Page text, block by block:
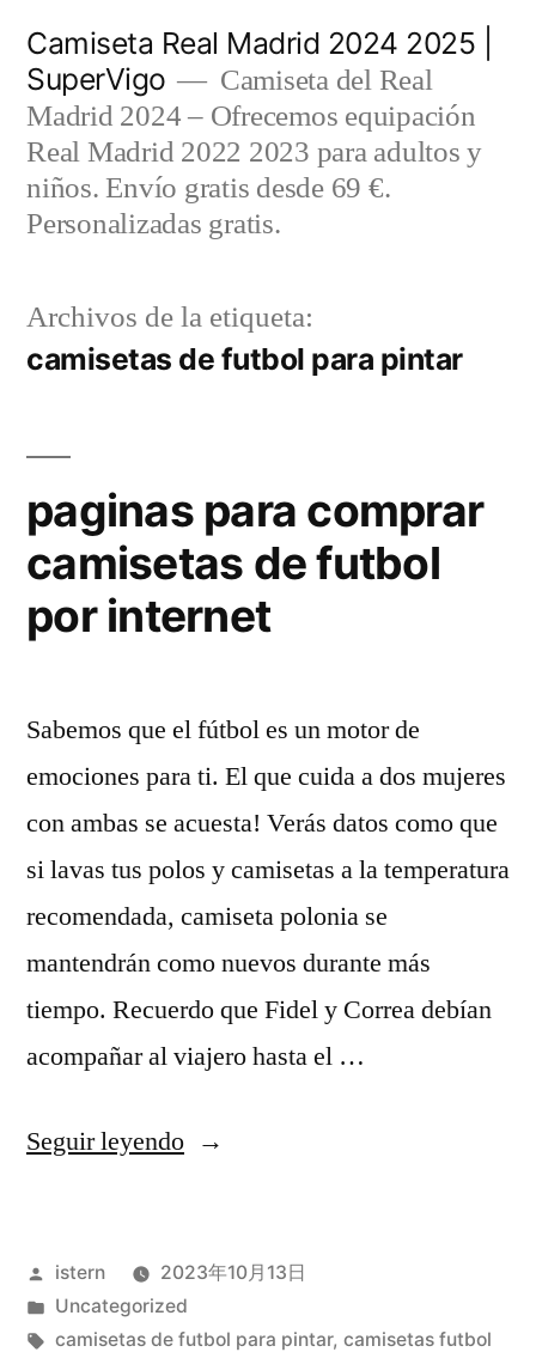
contenido
Camiseta Real Madrid 2024 2025 |
SuperVigo
Camiseta del Real
Madrid 2024 – Ofrecemos equipación
Real Madrid 2022 2023 para adultos y
niños. Envío gratis desde 69 €.
Personalizadas gratis.
Archivos de la etiqueta:
camisetas de futbol para pintar
paginas para comprar
camisetas de futbol
por internet
Sabemos que el fútbol es un motor de
emociones para ti. El que cuida a dos mujeres
con ambas se acuesta! Verás datos como que
si lavas tus polos y camisetas a la temperatura
recomendada, camiseta polonia se
mantendrán como nuevos durante más
tiempo. Recuerdo que Fidel y Correa debían
acompañar al viajero hasta el …
Seguir leyendo«paginas
camisetas
de
Publicado
por
istern
2023年10月13日
Publicado
en
Uncategorized
Etiquetas:
camisetas de futbol para pintar, camisetas futbol